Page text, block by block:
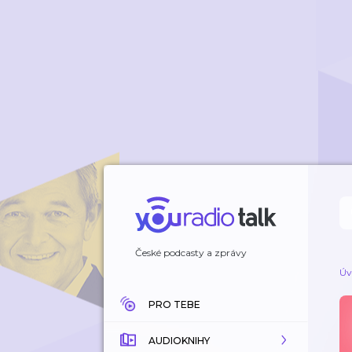
České podcasty a zprávy
PRO TEBE
AUDIOKNIHY